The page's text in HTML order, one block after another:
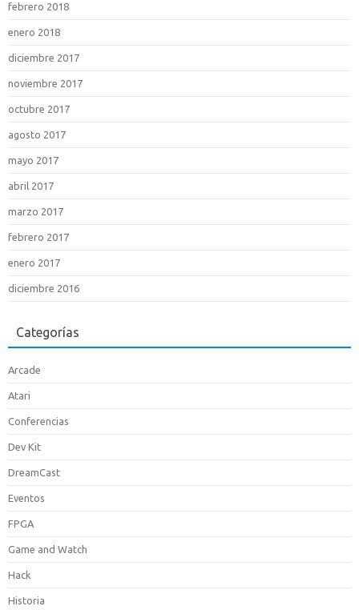
febrero 2018
enero 2018
diciembre 2017
noviembre 2017
octubre 2017
agosto 2017
mayo 2017
abril 2017
marzo 2017
febrero 2017
enero 2017
diciembre 2016
Categorías
Arcade
Atari
Conferencias
Dev Kit
DreamCast
Eventos
FPGA
Game and Watch
Hack
Historia